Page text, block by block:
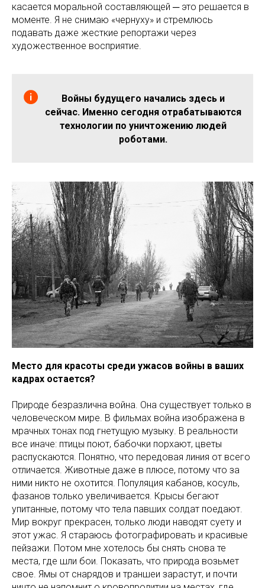
касается моральной составляющей ─ это решается в
моменте. Я не снимаю «чернуху» и стремлюсь
подавать даже жесткие репортажи через
художественное восприятие.
Войны будущего начались здесь и
сейчас. Именно сегодня отрабатываются
технологии по уничтожению людей
роботами.
Место для красоты среди ужасов войны в ваших
кадрах остается?
Природе безразлична война. Она существует только в
человеческом мире. В фильмах война изображена в
мрачных тонах под гнетущую музыку. В реальности
все иначе: птицы поют, бабочки порхают, цветы
распускаются. Понятно, что передовая линия от всего
отличается. Животные даже в плюсе, потому что за
ними никто не охотится. Популяция кабанов, косуль,
фазанов только увеличивается. Крысы бегают
упитанные, потому что тела павших солдат поедают.
Мир вокруг прекрасен, только люди наводят суету и
этот ужас. Я стараюсь фотографировать и красивые
пейзажи. Потом мне хотелось бы снять снова те
места, где шли бои. Показать, что природа возьмет
свое. Ямы от снарядов и траншеи зарастут, и почти